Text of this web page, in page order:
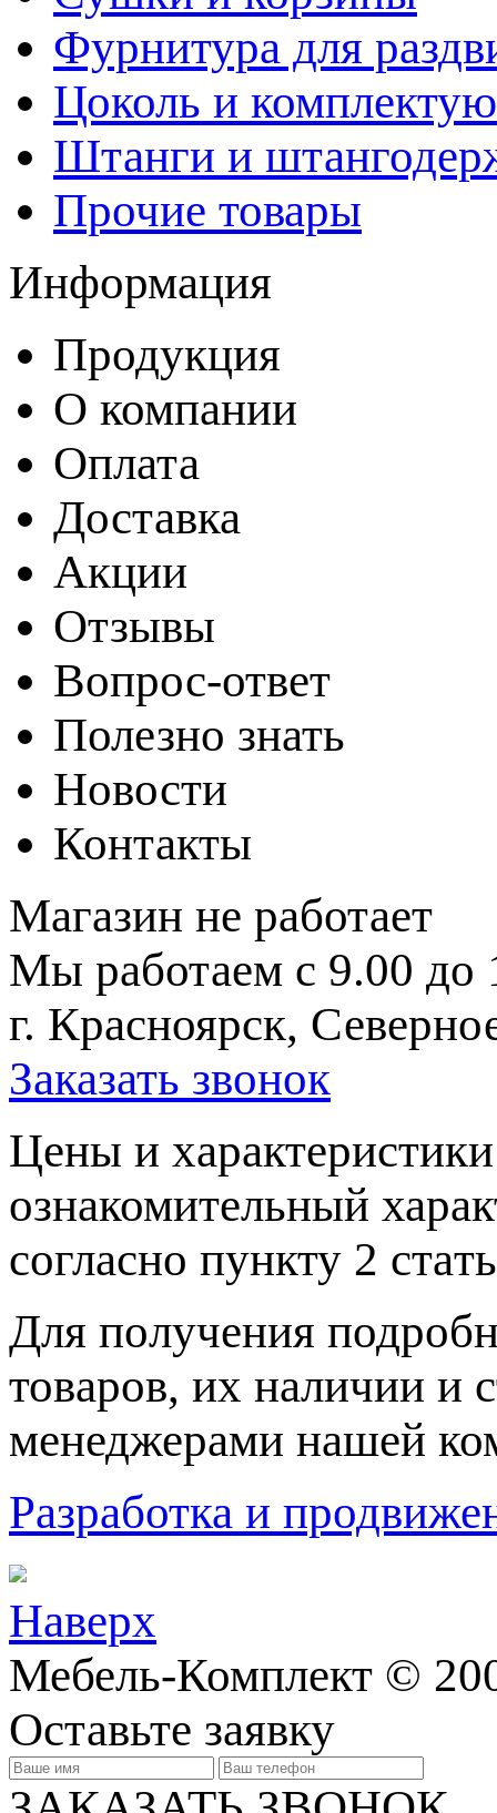
Фурнитура для
Цоколь и
Штанги и
Прочие товары
Информация
Продукция
О компании
Оплата
Доставка
Акции
Отзывы
Вопрос-ответ
Полезно знать
Новости
Контакты
Магазин не работает
Мы работаем с 9.00 до
г. Красноярск,
Заказать звонок
Цeны и
ознакомительный
согласно пункту 2
Для пoлучения
товaров, их нaличии и
менеджерами нашей
Разработка и
Наверх
Мебель-Комплект ©
Оставьте заявку